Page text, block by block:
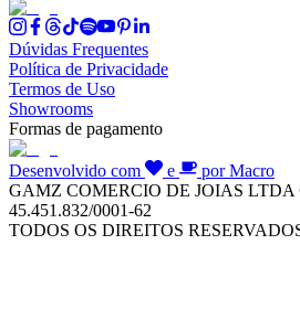
Dúvidas Frequentes
Política de Privacidade
Termos de Uso
Showrooms
Formas de pagamento
Desenvolvido com e
por Macro
GAMZ COMERCIO DE JOIAS LTDA
45.451.832/0001-62
TODOS OS DIREITOS